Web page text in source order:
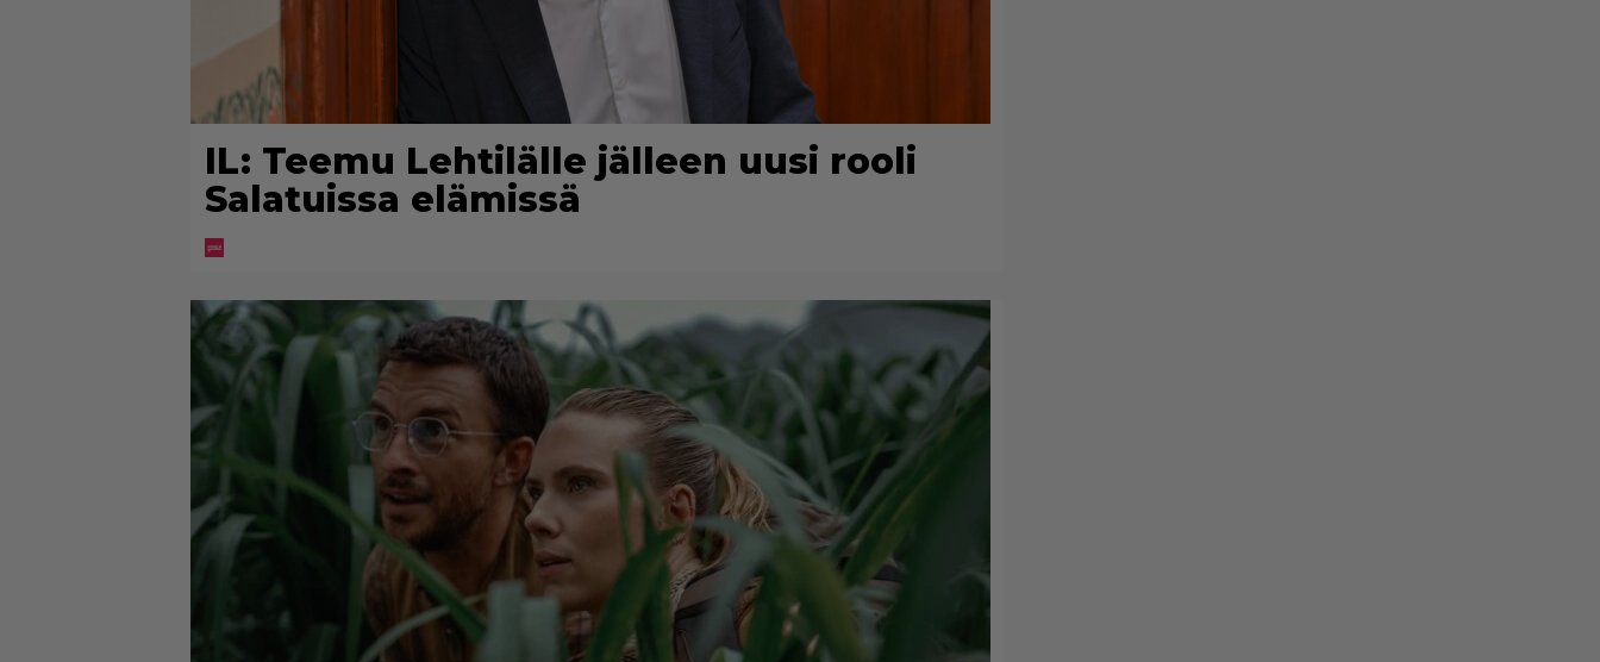
IL: Teemu Lehtilälle jälleen uusi rooli
Salatuissa elämissä